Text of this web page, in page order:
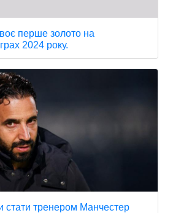
перше золото на
2024 року.
тренером Манчестер